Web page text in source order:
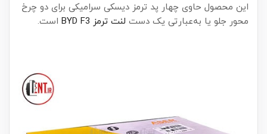
این محصول حاوی چهار پد ترمز دیسکی سرامیکی برای دو چرخ
محور جلو یا به‌عبارتی یک دست لنت ترمز BYD F3 است.